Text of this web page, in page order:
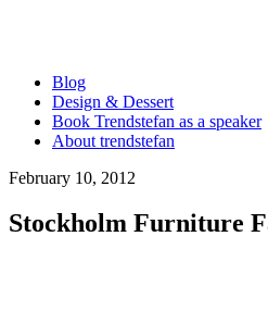
Blog
Design & Dessert
Book Trendstefan as a speaker
About trendstefan
February 10, 2012
Stockholm Furniture